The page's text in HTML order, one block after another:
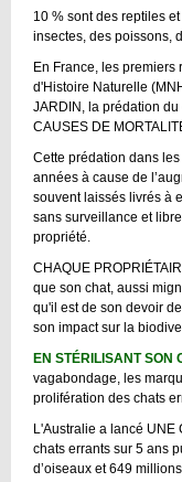
10 % sont des reptiles
insectes, des poissons,
En France, les premiers
d'Histoire Naturelle
JARDIN, la prédation
CAUSES DE
Cette prédation dans
années à cause de
souvent laissés livrés à
sans surveillance et
propriété.
CHAQUE
que son chat, aussi
qu'il est de son devoir
son impact sur la
EN STÉRILISANT SON
vagabondage, les
prolifération des chats
L'Australie a lancé UNE
chats errants sur 5 ans
d’oiseaux et 649